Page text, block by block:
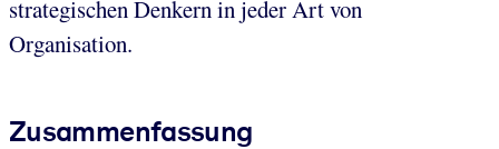
strategischen Denkern in jeder Art von
Organisation.
Zusammenfassung